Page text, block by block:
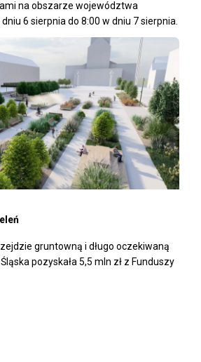
na obszarze województwa
6 sierpnia do 8:00 w dniu 7 sierpnia.
gruntowną i długo oczekiwaną
pozyskała 5,5 mln zł z Funduszy